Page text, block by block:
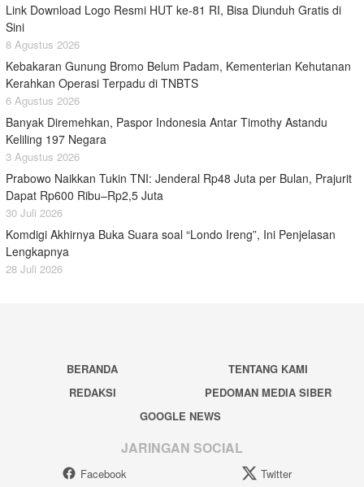
Link Download Logo Resmi HUT ke-81 RI, Bisa Diunduh Gratis di
Sini
8 Agustus 2026
Kebakaran Gunung Bromo Belum Padam, Kementerian Kehutanan
Kerahkan Operasi Terpadu di TNBTS
6 Agustus 2026
Banyak Diremehkan, Paspor Indonesia Antar Timothy Astandu
Keliling 197 Negara
3 Agustus 2026
Prabowo Naikkan Tukin TNI: Jenderal Rp48 Juta per Bulan, Prajurit
Dapat Rp600 Ribu–Rp2,5 Juta
30 Juli 2026
Komdigi Akhirnya Buka Suara soal “Londo Ireng”, Ini Penjelasan
Lengkapnya
28 Juli 2026
BERANDA
TENTANG KAMI
REDAKSI
PEDOMAN MEDIA SIBER
GOOGLE NEWS
JARINGAN SOCIAL
Facebook Twitter